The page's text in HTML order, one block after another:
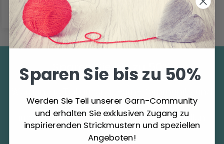
0.00 €
Sparen Sie bis zu 50%
erhalten Sie exklusiven Zugang zu
inspirierenden Strickmustern und speziellen
Angeboten!
Sparen Sie bis zu 50%
Werden Sie Teil unserer Garn-Community
und erhalten Sie exklusiven Zugang zu
inspirierenden Strickmustern und speziellen
Angeboten!